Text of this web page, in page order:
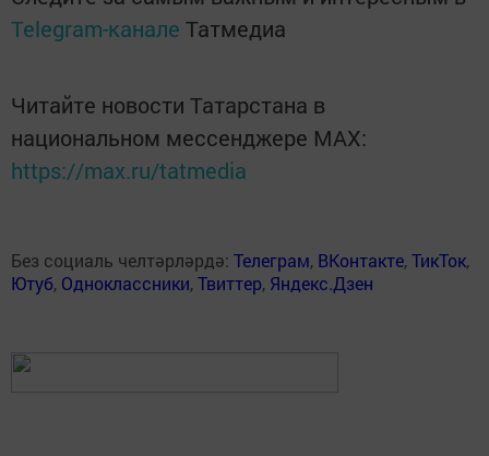
Telegram-канале Татмедиа
Читайте новости Татарстана в
национальном мессенджере MАХ:
https://max.ru/tatmedia
Без социаль челтәрләрдә: Телеграм, ВКонтакте,ТикТок,
Ютуб, Одноклассники,Твиттер, Яндекс.Дзен